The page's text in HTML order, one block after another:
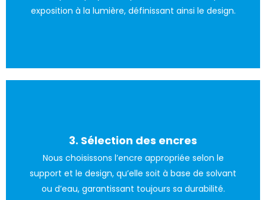
exposition à la lumière, définissant ainsi le design.
3. Sélection des encres
Nous choisissons l’encre appropriée selon le
support et le design, qu’elle soit à base de solvant
ou d’eau, garantissant toujours sa durabilité.
L’encre de sérigraphie pour verre est généralement une
encre épaisse à base de solvant ou d’eau, tout dépend du